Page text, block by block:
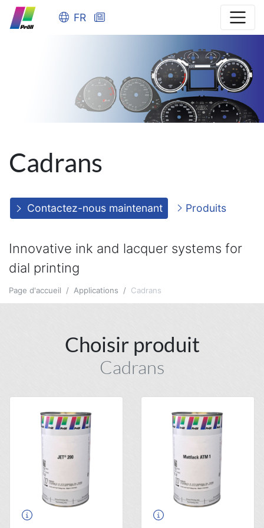
FR
Cadrans
Contactez-nous maintenant Produits
Innovative ink and lacquer systems for
dial printing
Page d'accueil Applications Cadrans
Choisir produit
Cadrans